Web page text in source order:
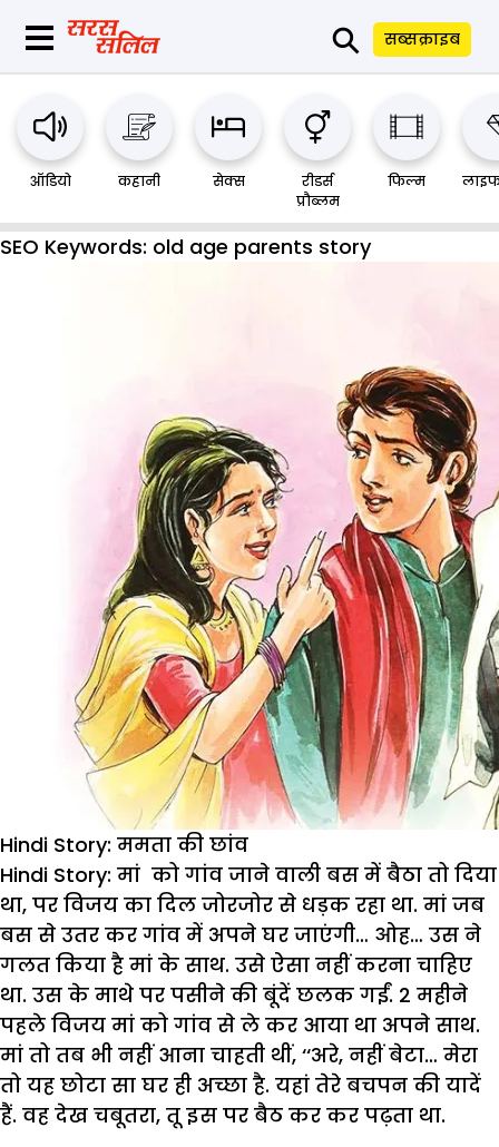
⚲ सब्सक्राइब
ऑडियो कहानी सेक्स
रीडर्स
प्रौब्लम
फिल्म
SEO Keywords: old age parents story
Hindi Story: ममता की छांव
Hindi Story: मां को गांव जाने वाली बस में बैठा तो दिया
था, पर विजय का दिल जोरजोर से धड़क रहा था. मां जब
बस से उतर कर गांव में अपने घर जाएंगी… ओह… उस ने
गलत किया है मां के साथ. उसे ऐसा नहीं करना चाहिए
था. उस के माथे पर पसीने की बूंदें छलक गईं. 2 महीने
पहले विजय मां को गांव से ले कर आया था अपने साथ.
मां तो तब भी नहीं आना चाहती थीं, ‘‘अरे, नहीं बेटा… मेरा
तो यह छोटा सा घर ही अच्छा है. यहां तेरे बचपन की यादें
हैं. वह देख चबूतरा, तू इस पर बैठ कर कर पढ़ता था.